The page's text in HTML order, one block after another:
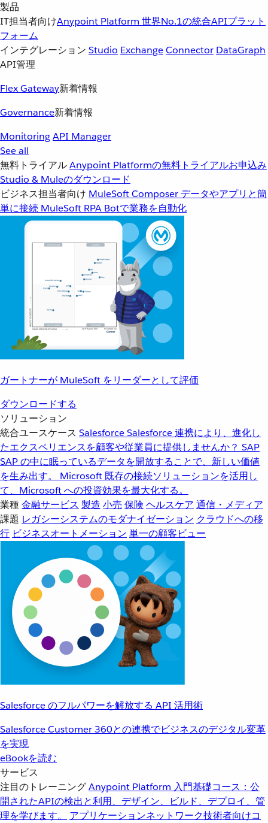
製品
IT担当者向けAnypoint Platform 世界No.1の統合APIプラット
フォーム
インテグレーション Studio ExchangeConnector DataGraph
API管理
Flex Gateway新着情報
Governance新着情報
MonitoringAPI Manager
See all
無料トライアルAnypoint Platformの無料トライアルお申込み
Studio & Muleのダウンロード
ビジネス担当者向け MuleSoft Composer データやアプリと簡
単に接続 MuleSoft RPA Botで業務を自動化
ガートナーが MuleSoft をリーダーとして評価
ダウンロードする
ソリューション
統合ユースケース SalesforceSalesforce 連携により、進化し
たエクスペリエンスを顧客や従業員に提供しませんか？ SAP
SAP の中に眠っているデータを開放することで、新しい価値
を生み出す。
Microsoft 既存の接続ソリューションを活用し
て、Microsoft への投資効果を最大化する。
業種金融サービス 製造 小売 保険 ヘルスケア 通信・メディア
課題 レガシーシステムのモダナイゼーション クラウドへの移
行 ビジネスオートメーション 単一の顧客ビュー
Salesforce のフルパワーを解放する API 活用術
Salesforce Customer 360との連携でビジネスのデジタル変革
を実現
eBookを読む
サービス
注目のトレーニングAnypoint Platform 入門基礎コース：公
開されたAPIの検出と利用、デザイン、ビルド、デプロイ、管
理を学びます。
アプリケーションネットワーク技術者向けコ